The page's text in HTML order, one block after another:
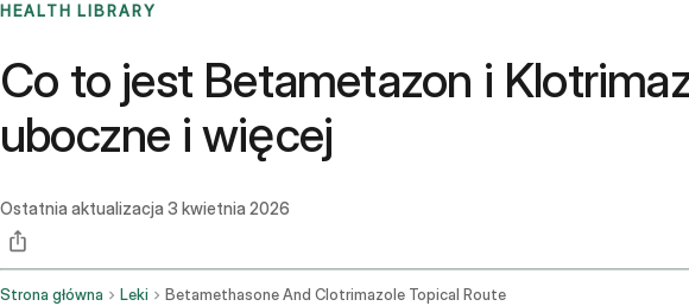
HEALTH LIBRARY
Co to jest Betametazon i
uboczne i więcej
Ostatnia aktualizacja 3 kwietnia 2026
Strona główna Leki Betamethasone And Clotrimazole Topical Route